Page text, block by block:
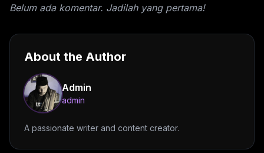
Belum ada komentar. Jadilah yang pertama!
About the Author
Admin
admin
A passionate writer and content creator.